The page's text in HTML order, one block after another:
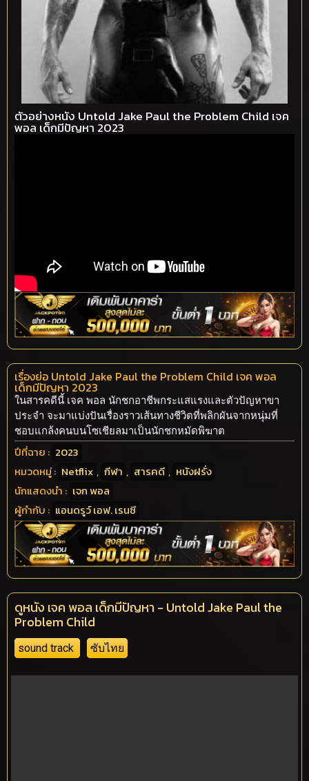
ตัวอย่างหนัง Untold Jake Paul the Problem Child เจค
พอล เด็กมีปัญหา 2023
เรื่องย่อ Untold Jake Paul the Problem Child เจค พอล
เด็กมีปัญหา 2023
ในสารคดีนี้ เจค พอล นักชกอาชีพกระแสแรงและตัวปัญหาขา
ประจำ จะมาแบ่งปันเรื่องราวเส้นทางชีวิตที่พลิกผันจากหนุ่มที่
ชอบแกล้งคนบนโซเชียลมาเป็นนักชกหมัดพิฆาต
ปีที่ฉาย : 2023
หมวดหมู่ : Netflix , กีฬา , สารคดี , หนังฝรั่ง
นักแสดงนำ : เจก พอล
ผู้กำกับ : แอนดรูว์ เอฟ. เรนซี
ดูหนัง เจค พอล เด็กมีปัญหา - Untold Jake Paul the
Problem Child
sound track ซับไทย